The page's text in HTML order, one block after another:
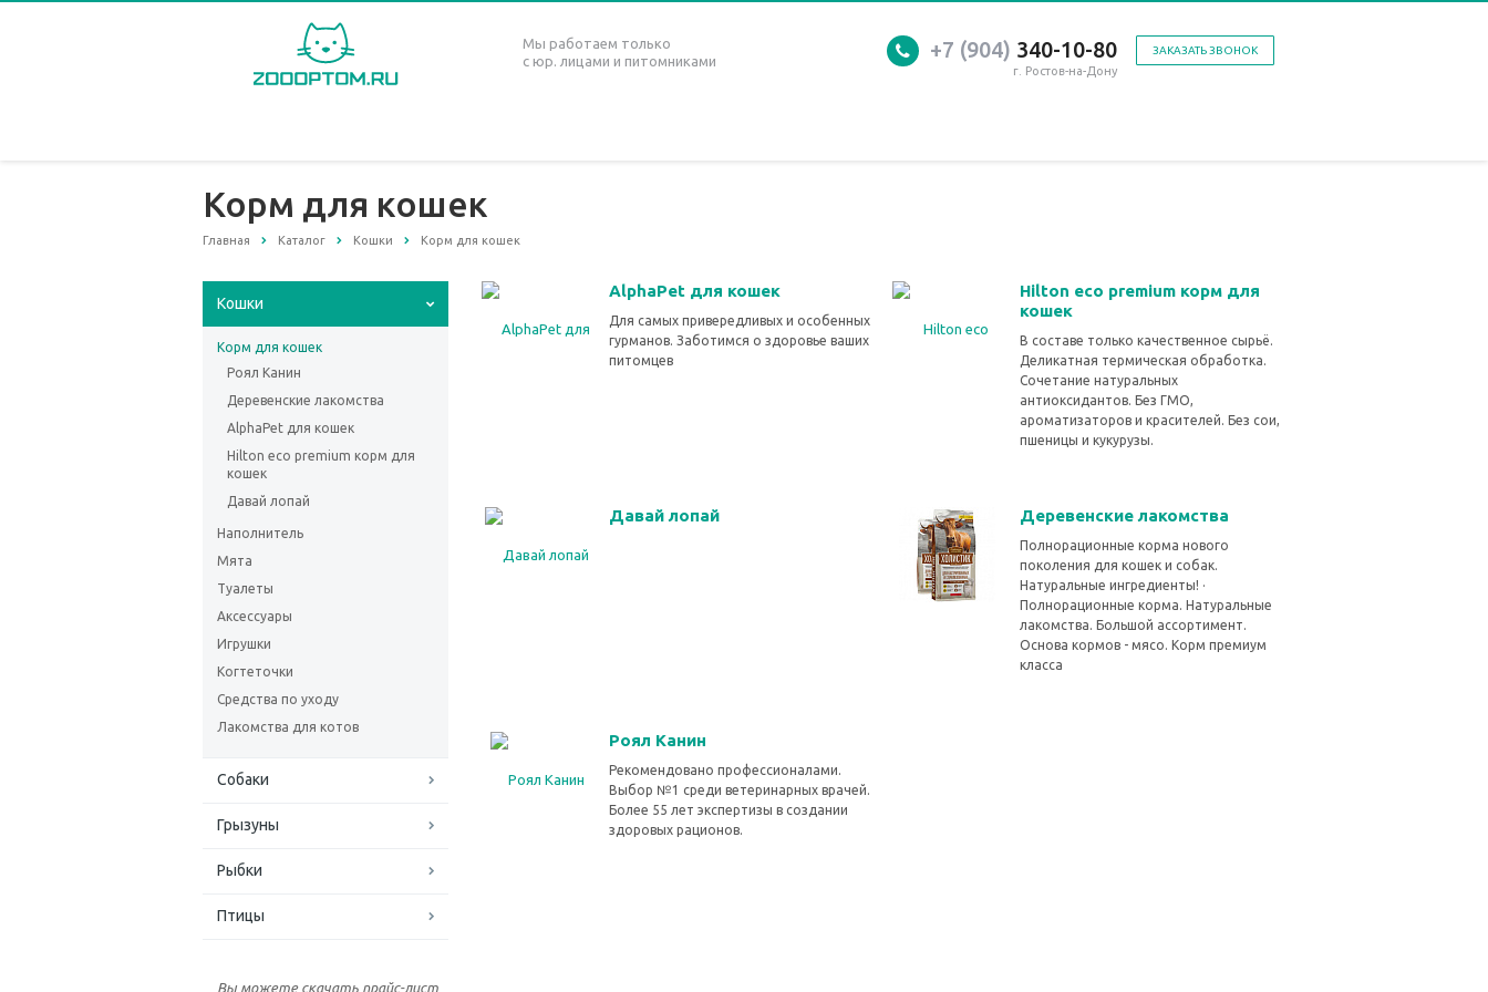
Мы работаем только
с юр. лицами и питомниками
ЗАКАЗАТЬ ЗВОНОК
+7 (904) 340-10-80
г. Ростов-на-Дону
Корм для кошек
Главная Каталог Кошки Корм для кошек
Кошки
Корм для кошек
Роял Канин
Деревенские лакомства
AlphaPet для кошек
Hilton eco premium корм для
кошек
Давай лопай
Наполнитель
Мята
Туалеты
Аксессуары
Игрушки
Когтеточки
Средства по уходу
Лакомства для котов
Собаки
Грызуны
Рыбки
Птицы
Вы можете скачать прайс-лист
AlphaPet для кошек
Для самых привередливых и особенных
гурманов. Заботимся о здоровье ваших
питомцев
Hilton eco premium корм для
кошек
В составе только качественное сырьё.
Деликатная термическая обработка.
Сочетание натуральных
антиоксидантов. Без ГМО,
ароматизаторов и красителей. Без сои,
пшеницы и кукурузы.
Давай лопай Деревенские лакомства
Полнорационные корма нового
поколения для кошек и собак.
Натуральные ингредиенты! ·
Полнорационные корма. Натуральные
лакомства. Большой ассортимент.
Основа кормов - мясо. Корм премиум
класса
Роял Канин
Рекомендовано профессионалами.
Выбор №1 среди ветеринарных врачей.
Более 55 лет экспертизы в создании
здоровых рационов.